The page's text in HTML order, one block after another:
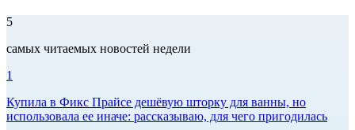
5
самых читаемых новостей недели
1
Купила в Фикс Прайсе дешёвую шторку для ванны, но
использовала ее иначе: рассказываю, для чего пригодилась